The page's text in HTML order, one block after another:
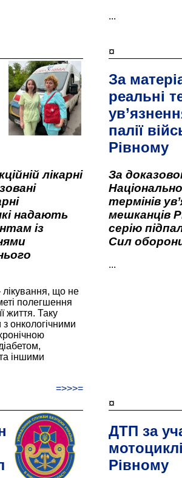
...
лікарні
надають
із
що не
полегшення
життя. Таку
онкологічними
іншими
=>>>=
¤
За
реальні
палії
Рівному
За
термінів
мешканців
серію
Сил
...
¤
ДТП за
Рівному